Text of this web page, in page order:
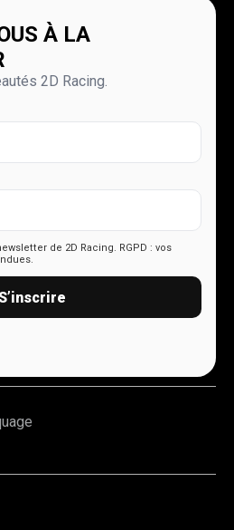
À LA
2D Racing.
de 2D Racing. RGPD : vos